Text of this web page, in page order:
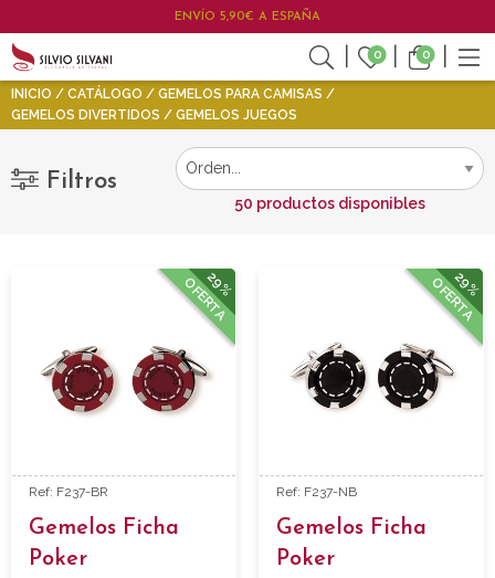
ENVÍO 5,90€ A ESPAÑA
0 0
INICIO CATÁLOGO
GEMELOS PARA CAMISAS
GEMELOS DIVERTIDOS
GEMELOS JUEGOS
Filtros
50 productos disponibles
29%
OFERTA
Ref: F237-BR
Gemelos Ficha
Poker
29%
OFERTA
Ref: F237-NB
Gemelos Ficha
Poker